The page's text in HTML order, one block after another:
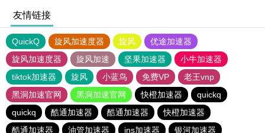
友情链接
QuickQ 旋风加速度器 旋风
优途加速器
旋风加速度器
旋风加速 坚果加速器
小牛加速器
tiktok加速器
旋风 小蓝鸟 免费VP
老王vnp
黑洞加速官网
黑洞加速官网 快橙加速器
quickq
quickq
酷通加速器 酷通加速器
快橙加速器
酷通加速器
油管加速器 ins加速器
银河加速器